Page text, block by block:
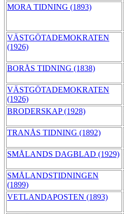
MORA TIDNING (1893)
VÄSTGÖTADEMOKRATEN
(1926)
BORÅS TIDNING (1838)
VÄSTGÖTADEMOKRATEN
(1926)
BRODERSKAP (1928)
TRANÅS TIDNING (1892)
SMÅLANDS DAGBLAD (1929)
SMÅLANDSTIDNINGEN
(1899)
VETLANDAPOSTEN (1893)